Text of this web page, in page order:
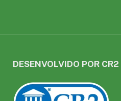
DESENVOLVIDO POR CR2